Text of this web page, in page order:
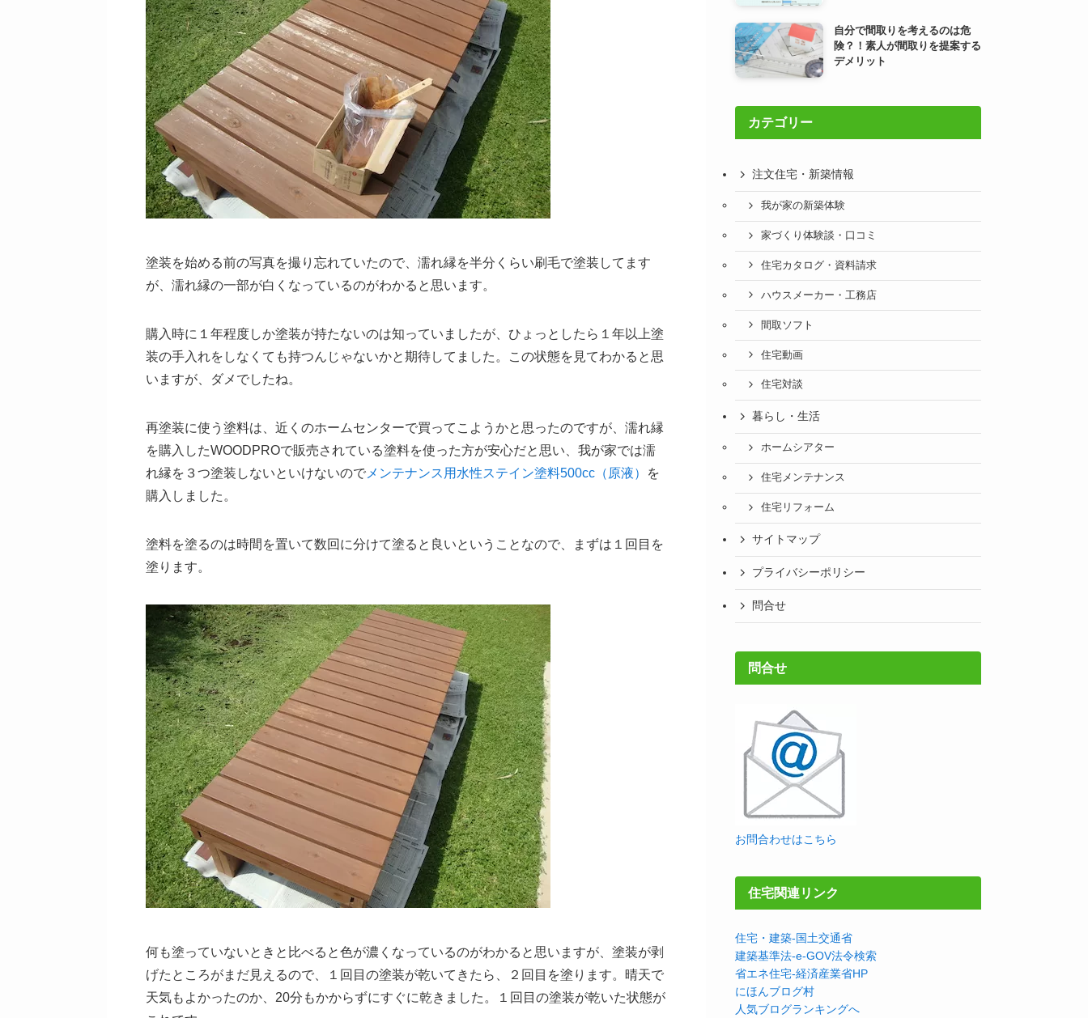
塗装を始める前の写真を撮り忘れていたので、濡れ縁を半分くらい刷毛で塗装してます
が、濡れ縁の一部が白くなっているのがわかると思います。
購入時に１年程度しか塗装が持たないのは知っていましたが、ひょっとしたら１年以上塗
装の手入れをしなくても持つんじゃないかと期待してました。この状態を見てわかると思
いますが、ダメでしたね。
再塗装に使う塗料は、近くのホームセンターで買ってこようかと思ったのですが、濡れ縁
を購入したWOODPROで販売されている塗料を使った方が安心だと思い、我が家では濡
れ縁を３つ塗装しないといけないので メンテナンス用水性ステイン塗料500cc（原液）
を
購入しました。
塗料を塗るのは時間を置いて数回に分けて塗ると良いということなので、まずは１回目を
塗ります。
何も塗っていないときと比べると色が濃くなっているのがわかると思いますが、塗装が剥
げたところがまだ見えるので、１回目の塗装が乾いてきたら、２回目を塗ります。晴天で
天気もよかったのか、20分もかからずにすぐに乾きました。１回目の塗装が乾いた状態が
自分で間取りを考えるのは危
険？！素人が間取りを提案する
デメリット
カテゴリー
注文住宅・新築情報
我が家の新築体験
家づくり体験談・口コミ
住宅カタログ・資料請求
ハウスメーカー・工務店
間取ソフト
住宅動画
住宅対談
暮らし・生活
ホームシアター
住宅メンテナンス
住宅リフォーム
サイトマップ
プライバシーポリシー
問合せ
問合せ
お問合わせはこちら
住宅関連リンク
住宅・建築-国土交通省
建築基準法-e-GOV法令検索
省エネ住宅-経済産業省HP
にほんブログ村
人気ブログランキングへ